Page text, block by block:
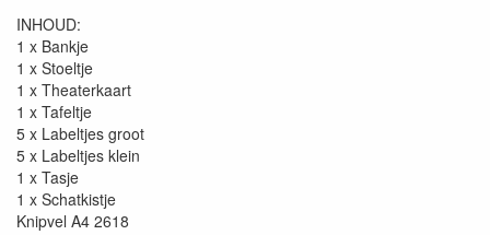
INHOUD:
1 x Bankje
1 x Stoeltje
1 x Theaterkaart
1 x Tafeltje
5 x Labeltjes groot
5 x Labeltjes klein
1 x Tasje
1 x Schatkistje
Knipvel A4 2618